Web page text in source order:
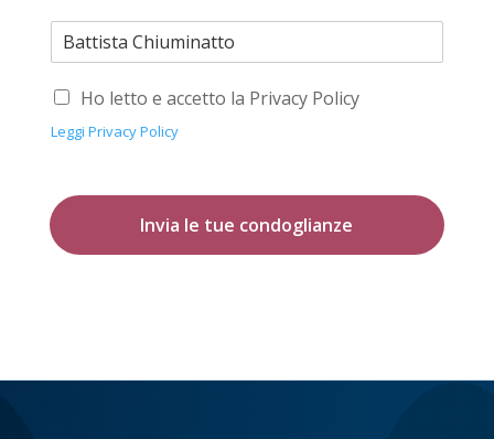
Ho letto e accetto la Privacy Policy
Leggi Privacy Policy
Invia le tue condoglianze